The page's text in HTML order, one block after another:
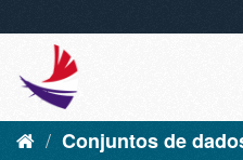
Conjuntos de